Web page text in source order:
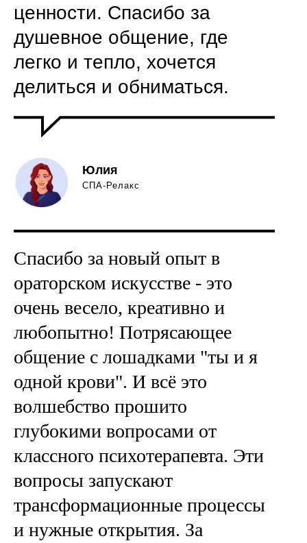
ценности. Спасибо за
душевное общение, где
легко и тепло, хочется
делиться и обниматься.
Юлия
СПА-Релакс
Спасибо за новый опыт в
ораторском искусстве - это
очень весело, креативно и
любопытно! Потрясающее
общение с лошадками "ты и я
одной крови". И всё это
волшебство прошито
глубокими вопросами от
классного психотерапевта. Эти
вопросы запускают
трансформационные процессы
и нужные открытия. За